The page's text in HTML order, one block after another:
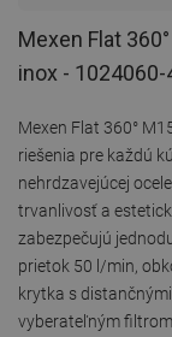
Mexen Flat
inox - 1024060-
Mexen Flat 360°
riešenia pre každú
nehrdzavejúcej
trvanlivosť a
zabezpečujú
prietok 50 l/min,
krytka s
vyberateľným